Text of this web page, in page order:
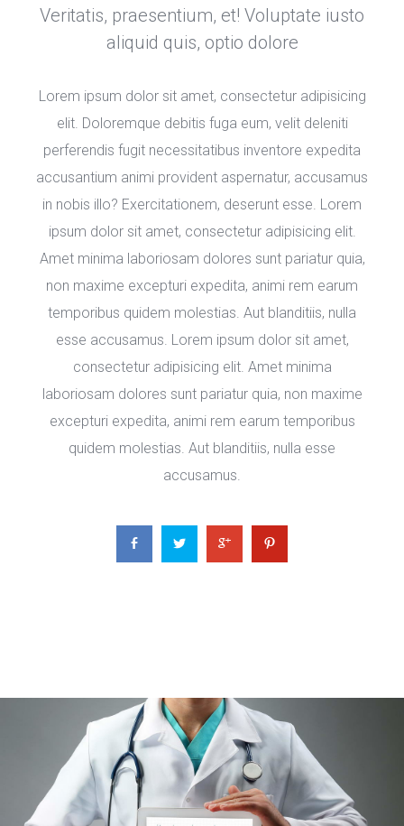
Veritatis, praesentium, et! Voluptate iusto
aliquid quis, optio dolore
Lorem ipsum dolor sit amet, consectetur adipisicing
elit. Doloremque debitis fuga eum, velit deleniti
perferendis fugit necessitatibus inventore expedita
accusantium animi provident aspernatur, accusamus
in nobis illo? Exercitationem, deserunt esse. Lorem
ipsum dolor sit amet, consectetur adipisicing elit.
Amet minima laboriosam dolores sunt pariatur quia,
non maxime excepturi expedita, animi rem earum
temporibus quidem molestias. Aut blanditiis, nulla
esse accusamus. Lorem ipsum dolor sit amet,
consectetur adipisicing elit. Amet minima
laboriosam dolores sunt pariatur quia, non maxime
excepturi expedita, animi rem earum temporibus
quidem molestias. Aut blanditiis, nulla esse
accusamus.